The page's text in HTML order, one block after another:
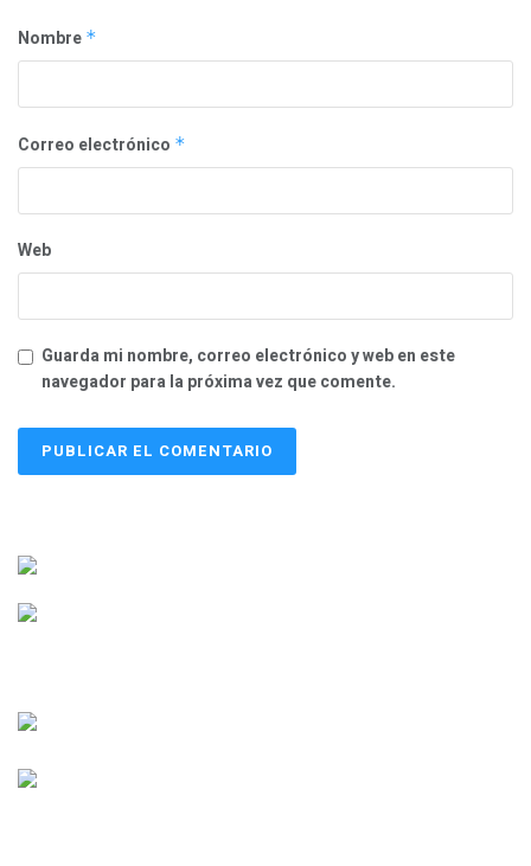
Nombre *
Correo electrónico *
Web
Guarda mi nombre, correo electrónico y web en este
navegador para la próxima vez que comente.